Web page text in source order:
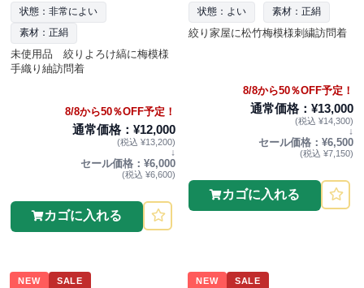
状態：非常によい
素材：正絹
未使用品 絞りよろけ縞に梅模様
手織り紬訪問着
8/8から50％OFF予定！
通常価格：¥12,000
(税込 ¥13,200)
↓
セール価格：¥6,000
(税込 ¥6,600)
カゴに入れる
状態：よい 素材：正絹
絞り家屋に松竹梅模様刺繍訪問着
8/8から50％OFF予定！
通常価格：¥13,000
(税込 ¥14,300)
↓
セール価格：¥6,500
(税込 ¥7,150)
カゴに入れる
NEW SALE NEW SALE